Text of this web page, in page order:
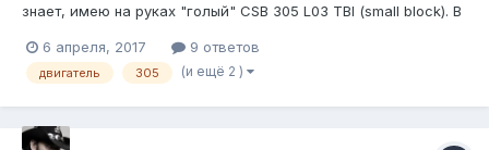
знает, имею на руках "голый" CSB 305 L03 TBI (small block). В
сильного. Какие датчики нужны для мотора и в каком
количестве? Есть ли такая информация где ни будь? Заранее
6 апреля, 2017 9 ответов
двигатель 305 (и ещё 2 )